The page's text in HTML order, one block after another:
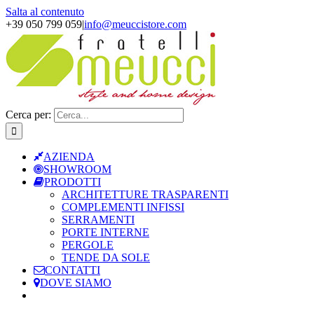
Salta al contenuto
+39 050 799 059|info@meuccistore.com
Cerca per:
AZIENDA
SHOWROOM
PRODOTTI
ARCHITETTURE TRASPARENTI
COMPLEMENTI INFISSI
SERRAMENTI
PORTE INTERNE
PERGOLE
TENDE DA SOLE
CONTATTI
DOVE SIAMO